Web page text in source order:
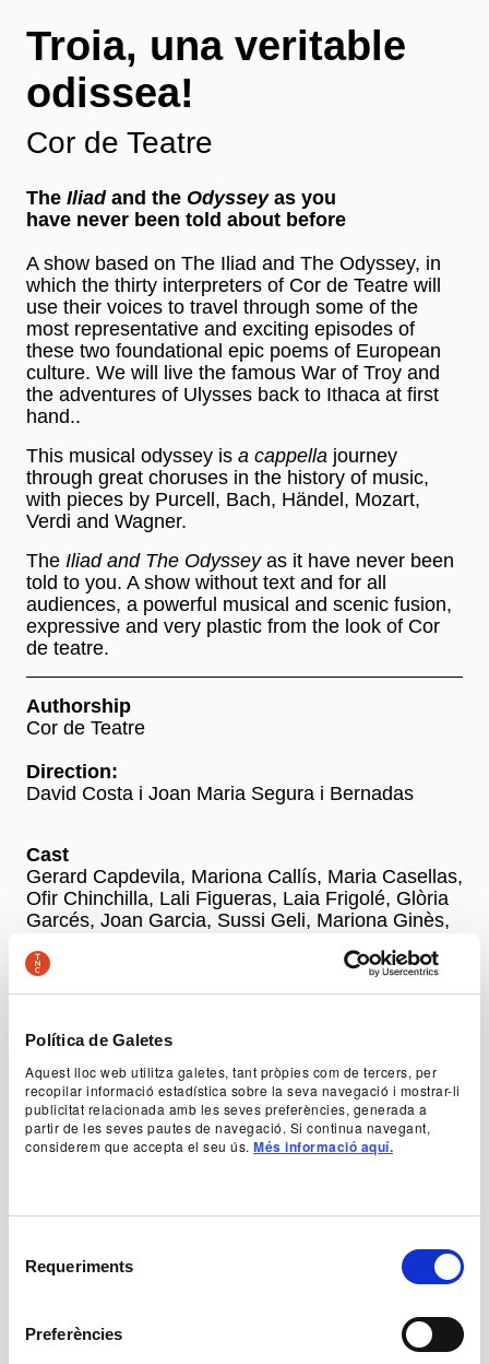
Política de Galetes
Aquest lloc web utilitza galetes, tant pròpies com de tercers, per
recopilar informació estadística sobre la seva navegació i mostrar-li
publicitat relacionada amb les seves preferències, generada a
partir de les seves pautes de navegació. Si continua navegant,
considerem que accepta el seu ús. Més informació aquí.
Requeriments
Preferències
Troia, una veritable
odissea!
Cor de Teatre
The Iliad and the Odysseyas you
have never been told about before
A show based on The Iliad and The Odyssey, in
which the thirty interpreters of Cor de Teatre will
use their voices to travel through some of the
most representative and exciting episodes of
these two foundational epic poems of European
culture. We will live the famous War of Troy and
the adventures of Ulysses back to Ithaca at first
hand..
This musical odyssey is a cappella journey
through great choruses in the history of music,
with pieces by Purcell, Bach, Händel, Mozart,
Verdi and Wagner.
The Iliad and The Odysseyas it have never been
told to you. A show without text and for all
audiences, a powerful musical and scenic fusion,
expressive and very plastic from the look of Cor
de teatre.
Authorship
Cor de Teatre
Direction:
David Costa i Joan Maria Segura i Bernadas
Cast
Gerard Capdevila, Mariona Callís, Maria Casellas,
Ofir Chinchilla, Lali Figueras, Laia Frigolé, Glòria
Garcés, Joan Garcia, Sussi Geli, Mariona Ginès,
Nuri Hernàndez, Jordi Homs, Arca di Juncosa,
Laura Pla, Adriana Planagumà, Ànnia Pons de
Ciurana, Pere Quintana, Joan Rigat, Rosa Rigau,
Laura Ruhí, Eloi Tomàs i Joan Vila
+ Production team
-50% Young, unemployed and people with disabilities:
10 €
Abona’t ara al TNC! Venda d’entrades generals a partir
de l'1 de juliol: 17 €